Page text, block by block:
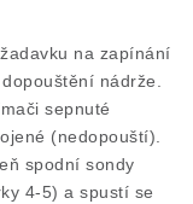
na zapínání
nádrže.
sepnuté
(nedopouští).
spodní sondy
4-5) a spustí se